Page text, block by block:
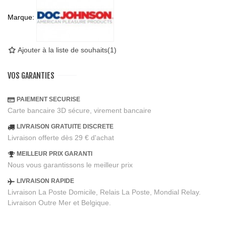
Marque:
Ajouter à la liste de souhaits(1)
VOS GARANTIES
PAIEMENT SECURISE
Carte bancaire 3D sécure, virement bancaire
LIVRAISON GRATUITE DISCRETE
Livraison offerte dès 29 € d'achat
MEILLEUR PRIX GARANTI
Nous vous garantissons le meilleur prix
LIVRAISON RAPIDE
Livraison La Poste Domicile, Relais La Poste, Mondial Relay.
Livraison Outre Mer et Belgique.